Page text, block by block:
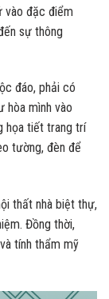
vào đặc điểm
sự thông
đáo, phải có
hòa mình vào
họa tiết trang trí
tường, đèn để
thất nhà biệt thự,
Đồng thời,
tính thẩm mỹ